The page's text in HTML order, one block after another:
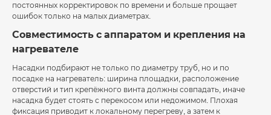
постоянных корректировок по времени и больше прощает
ошибок только на малых диаметрах.
Совместимость с аппаратом и крепления на
нагревателе
Насадки подбирают не только по диаметру труб, но и по
посадке на нагреватель: ширина площадки, расположение
отверстий и тип крепёжного винта должны совпадать, иначе
насадка будет стоять с перекосом или недожимом. Плохая
фиксация приводит к локальному перегреву, а затем к